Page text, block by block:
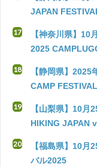
JAPAN
【神奈川県】
2025
【静岡県】
CAMP
【山梨県】10月
HIKING JAPAN
【福島県】10月
バル2025